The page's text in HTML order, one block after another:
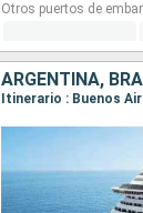
Otros puertos de
ARGENTINA,
Itinerario : Buenos